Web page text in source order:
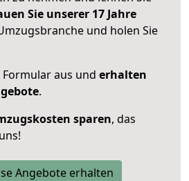
Sie unserer 17 Jahre
und holen Sie
Formular aus und erhalten
.
sparen, das
Angebote erhalten